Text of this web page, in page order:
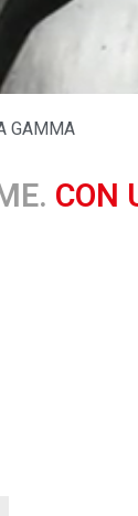
GAMMA
CON